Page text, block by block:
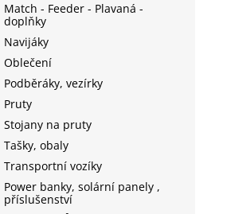
Match - Feeder - Plavaná -
doplňky
Navijáky
Oblečení
Podběráky, vezírky
Pruty
Stojany na pruty
Tašky, obaly
Transportní vozíky
Power banky, solární panely ,
příslušenství